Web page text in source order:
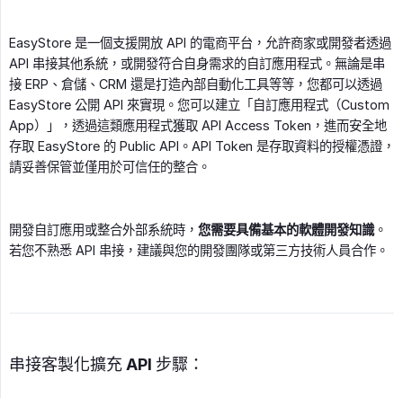
EasyStore 是一個支援開放 API 的電商平台，允許商家或開發者透過
API 串接其他系統，或開發符合自身需求的自訂應用程式。無論是串
接 ERP、倉儲、CRM 還是打造內部自動化工具等等，您都可以透過
EasyStore 公開 API 來實現。您可以建立「自訂應用程式（Custom
App）」，透過這類應用程式獲取 API Access Token，進而安全地
存取 EasyStore 的 Public API。API Token 是存取資料的授權憑證，
請妥善保管並僅用於可信任的整合。
開發自訂應用或整合外部系統時， 您需要具備基本的軟體開發知識。
若您不熟悉 API 串接，建議與您的開發團隊或第三方技術人員合作。
串接客製化擴充 API 步驟：